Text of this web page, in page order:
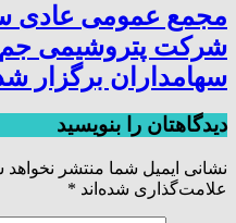
مجمع عمومی عادی
شرکت پتروشیمی جم
سهامداران برگزار
دیدگاهتان را بنویسید
نشانی ایمیل شما منتشر نخواهد
علامت‌گذاری شده‌اند *